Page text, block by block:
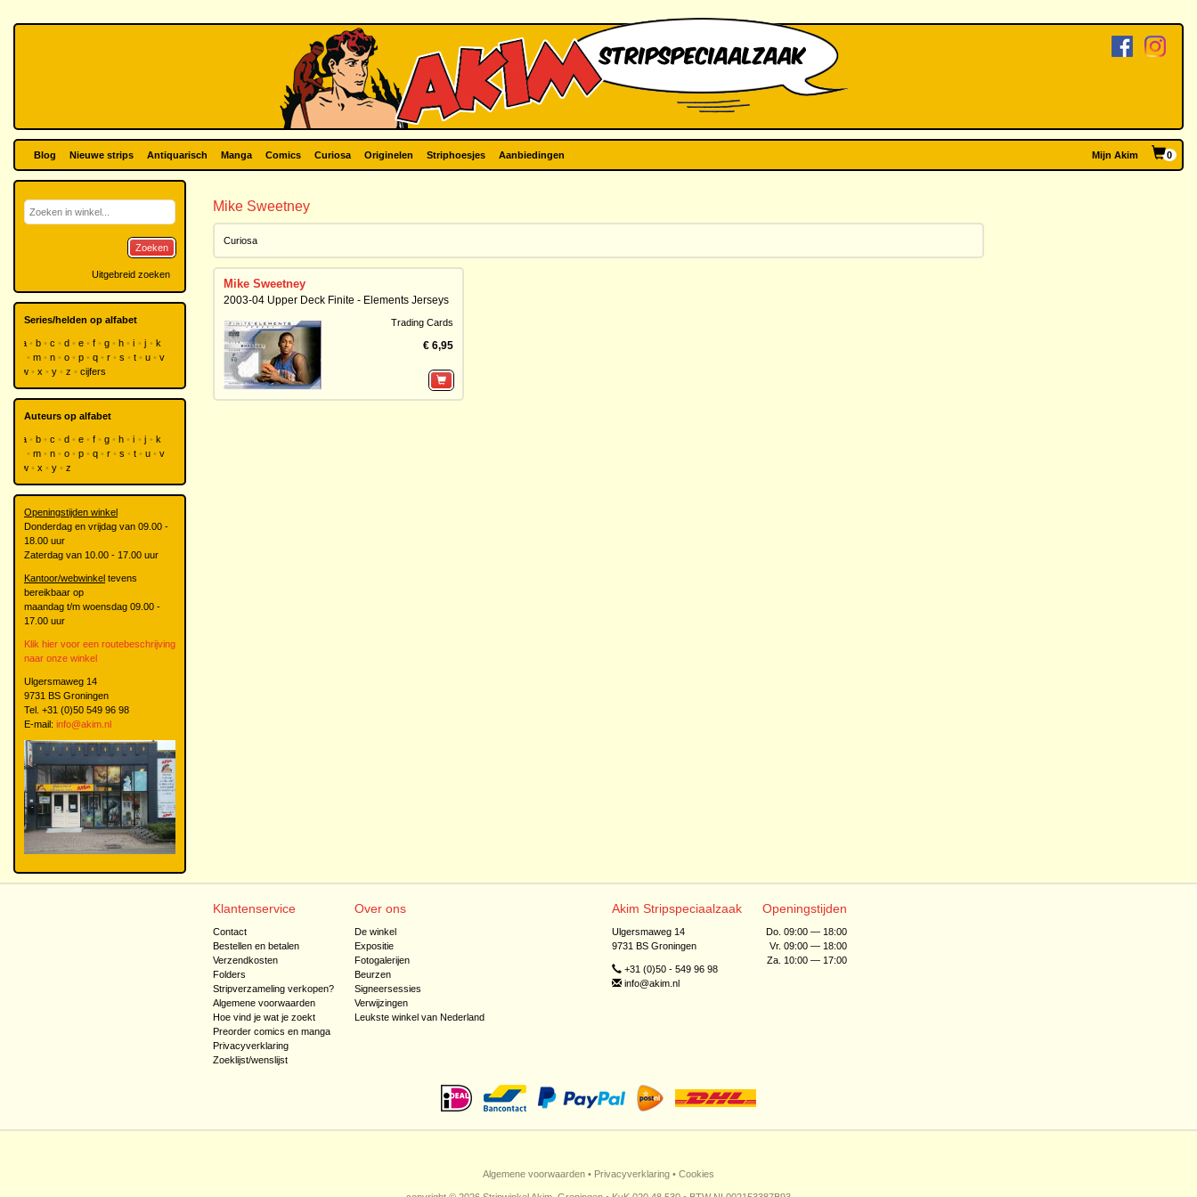
Blog Nieuwe strips Antiquarisch Manga Comics Curiosa Originelen Striphoesjes Aanbiedingen Mijn Akim 0
Mike Sweetney
Curiosa
Mike Sweetney
2003-04 Upper Deck Finite - Elements Jerseys
Trading Cards
€ 6,95
Zoeken
Uitgebreid zoeken
Series/helden op alfabet
a b c d e f g h i j
k
m n o p q r s t u
v
w
x y z cijfers
Auteurs op alfabet
a b c d e f g h i j
k
m n o p q r s t u
v
w
x y z
Openingstijden winkel
Donderdag en vrijdag van 09.00 -
18.00 uur
Zaterdag van 10.00 - 17.00 uur
Kantoor/webwinkel tevens
bereikbaar op
maandag t/m woensdag 09.00 -
17.00 uur
Klik hier voor een routebeschrijving
naar onze winkel
Ulgersmaweg 14
9731 BS Groningen
Tel. +31 (0)50 549 96 98
E-mail: info@akim.nl
Klantenservice
Contact
Bestellen en betalen
Verzendkosten
Folders
Stripverzameling verkopen?
Algemene voorwaarden
Hoe vind je wat je zoekt
Preorder comics en manga
Privacyverklaring
Zoeklijst/wenslijst
Over ons
De winkel
Expositie
Fotogalerijen
Beurzen
Signeersessies
Verwijzingen
Leukste winkel van Nederland
Akim Stripspeciaalzaak
Ulgersmaweg 14
9731 BS Groningen
+31 (0)50 - 549 96 98
info@akim.nl
Openingstijden
Do. 09:00 — 18:00
Vr. 09:00 — 18:00
Za. 10:00 — 17:00
Algemene voorwaarden • Privacyverklaring • Cookies